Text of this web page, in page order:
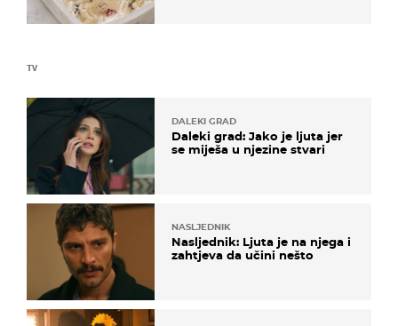
TV
DALEKI GRAD
Daleki grad: Jako je ljuta jer
se miješa u njezine stvari
NASLJEDNIK
Nasljednik: Ljuta je na njega i
zahtjeva da učini nešto